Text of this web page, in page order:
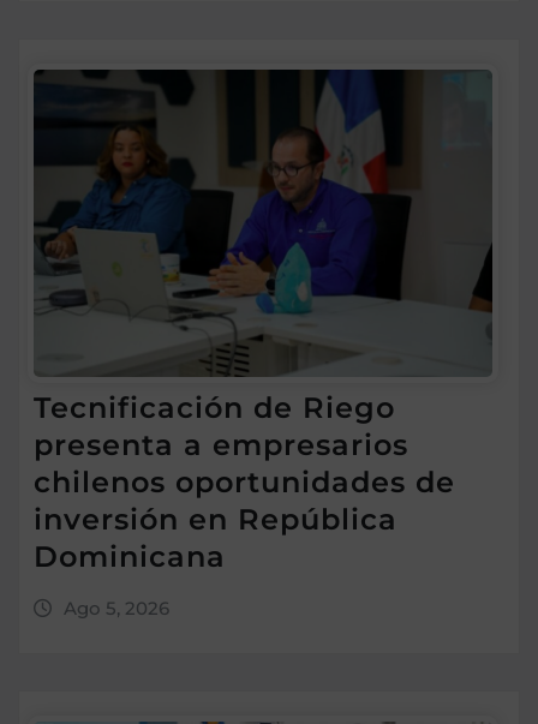
Tecnificación de Riego
presenta a empresarios
chilenos oportunidades de
inversión en República
Dominicana
Ago 5, 2026